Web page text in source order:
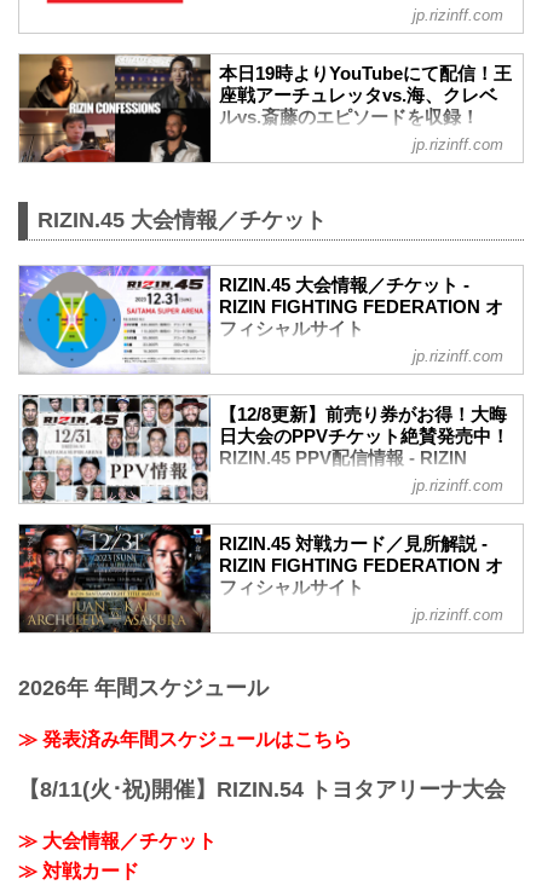
RIZIN CONFESSIONS の記事一覧 - 格闘
「RIZIN FIGHTING FEDERATION」（ラ
イジン ファイティング フェデレーショ
ン）の情報・加盟団体について発信して
jp.rizinff.com
本日19時よりYouTubeにて配信！王
座戦アーチュレッタvs.海、クレベ
ルvs.斎藤のエピソードを収録！
RIZIN CONFESSIONS #137 - RIZIN
FIGHTING FEDERATION オフィシ
選手が真実を「告白」するオリジナルド
キュメンタリー番組「RIZIN
が、本日12月16日（土）19時より配信ス
タート！
念願の王座戦！フアン・アーチュレッタ
さいたまスーパーアリーナの大晦日は悔
しい思い出しかなかった朝倉海。『大晦
日は、負ける日』…そのままで終わらせ
ないために、新年を笑って過ごすため
に、海は大晦日の勝利を誓う。
海を迎え撃つ現王者フアン・アーチュレ
シーを後世に残すため、海に勝...
jp.rizinff.com
RIZIN.45 大会情報／チケット
RIZIN.45 大会情報／チケット -
RIZIN FIGHTING FEDERATION オ
フィシャルサイト
アリーナ
youtu.be
RIZIN.45 大会概要
2023年12月31日（日）12:00開場 / 14:00
開始
※開場・開始時間は予定です。決定次第
RIZIN FFオフィシャルサイトにてご案内
します。
さいたまスーパーアリーナ
宮線・高崎線）「さいたま新都心」駅か
JR埼京線「北与野」駅から徒歩7分
たまアリ△タウン ー キテ、ミテ、ジッカ
「...
jp.rizinff.com
【12/8更新】前売り券がお得！大晦
日大会のPPVチケット絶賛発売中！
RIZIN.45 PPV配信情報 - RIZIN
FIGHTING FEDERATION オフィシ
ャルサイト
今年の大晦日、さいたまスーパーアリー
ナにて開催されるRIZIN.45のPPV配信チ
ケットが、12月8日（金）12時より
ABEMA、U-NEXT、RIZIN 100 CLUB、
RIZIN LIVEにて販売スタート！
視聴しよう！
配信日時 料金 配信媒体 アーカイブ
コード 番組名・その他
jp.rizinff.com
RIZIN.45 対戦カード／見所解説 -
RIZIN FIGHTING FEDERATION オ
フィシャルサイト
フアン・アーチュレッタ vs. 朝倉海
フアン・アーチュレッタ vs. 朝倉海
フィジカル｜スタミナ｜総合力｜プレッ
朝倉海
当て勘 | ボクシング力 | 試合運び | 圧力
jp.rizinff.com
2026年 年間スケジュール
≫ 発表済み年間スケジュールはこちら
【8/11(火･祝)開催】RIZIN.54 トヨタアリーナ大会
≫ 大会情報／チケット
≫ 対戦カード